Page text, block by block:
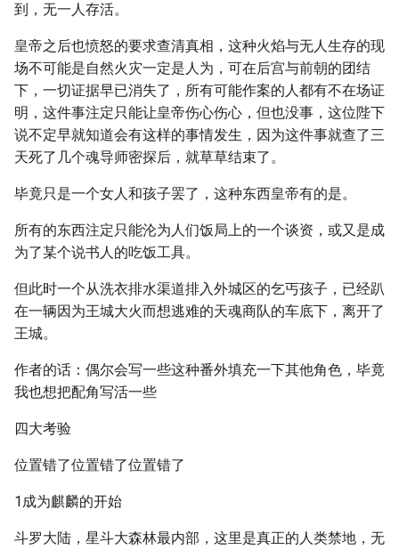
到，无一人存活。
皇帝之后也愤怒的要求查清真相，这种火焰与无人生存的现
场不可能是自然火灾一定是人为，可在后宫与前朝的团结
下，一切证据早已消失了，所有可能作案的人都有不在场证
明，这件事注定只能让皇帝伤心伤心，但也没事，这位陛下
说不定早就知道会有这样的事情发生，因为这件事就查了三
天死了几个魂导师密探后，就草草结束了。
毕竟只是一个女人和孩子罢了，这种东西皇帝有的是。
所有的东西注定只能沦为人们饭局上的一个谈资，或又是成
为了某个说书人的吃饭工具。
但此时一个从洗衣排水渠道排入外城区的乞丐孩子，已经趴
在一辆因为王城大火而想逃难的天魂商队的车底下，离开了
王城。
作者的话：偶尔会写一些这种番外填充一下其他角色，毕竟
我也想把配角写活一些
四大考验
位置错了位置错了位置错了
1成为麒麟的开始
斗罗大陆，星斗大森林最内部，这里是真正的人类禁地，无